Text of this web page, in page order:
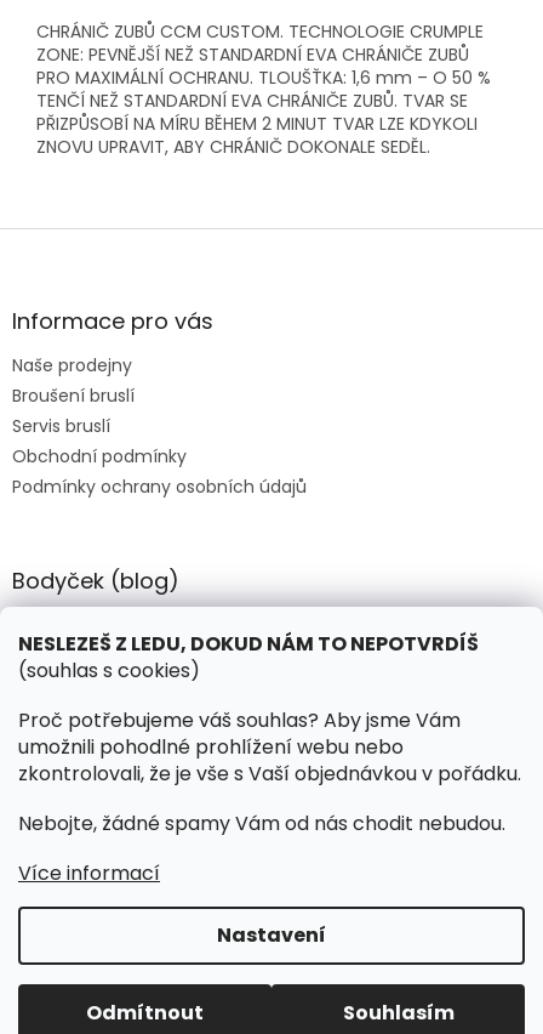
NESLEZEŠ Z LEDU, DOKUD NÁM TO NEPOTVRDÍŠ
(souhlas s cookies)
Proč potřebujeme váš souhlas? Aby jsme Vám
umožnili pohodlné prohlížení webu nebo
zkontrolovali, že je vše s Vaší objednávkou v pořádku.
Nebojte, žádné spamy Vám od nás chodit nebudou.
Více informací
Nastavení
Odmítnout Souhlasím
CHRÁNIČ ZUBŮ CCM CUSTOM. TECHNOLOGIE CRUMPLE
ZONE: PEVNĚJŠÍ NEŽ STANDARDNÍ EVA CHRÁNIČE ZUBŮ
PRO MAXIMÁLNÍ OCHRANU. TLOUŠŤKA: 1,6 mm – O 50 %
TENČÍ NEŽ STANDARDNÍ EVA CHRÁNIČE ZUBŮ. TVAR SE
PŘIZPŮSOBÍ NA MÍRU BĚHEM 2 MINUT TVAR LZE KDYKOLI
ZNOVU UPRAVIT, ABY CHRÁNIČ DOKONALE SEDĚL.
Z
aInformace pro vás
Naše prodejny
Broušení bruslí
Servis bruslí
Obchodní podmínky
Podmínky ochrany osobních údajů
Bodyček (blog)
BIOSTEEL - Kdy je vhodné pít protein?
Kontakt
objednavky @hokejnet.cz
hokejnetcz
Vytvořil Shoptet
Copyright 2026HOKEJNET.CZ . Všechna práva vyhrazena.